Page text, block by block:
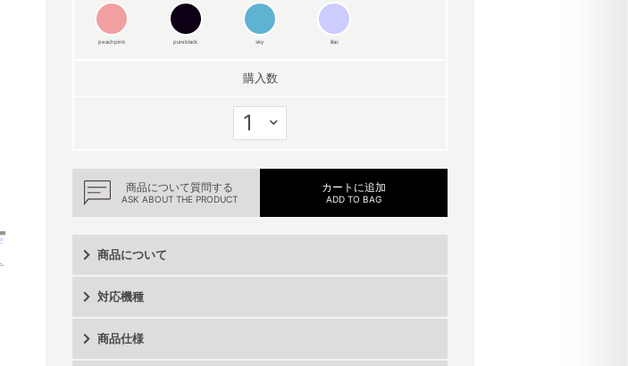
peachpink pureblack sky lilac
購入数
カートに追加
ADD TO BAG
商品について質問する
ASK ABOUT THE PRODUCT
商品について
対応機種
商品仕様